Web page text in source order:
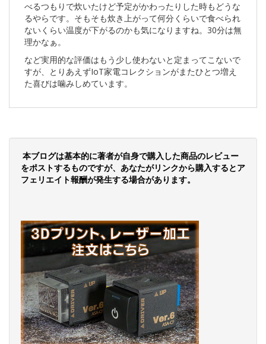
べるつもりで炊いたけど予定がかわったりした時もどうな
るやらです。そもそも炊き上がって何分くらいで食べられ
ないくらい温度が下がるのかも気になりますね。30分は無
理かなぁ。
など実用的な評価はもう少し使わないと定まってこないで
すが、とりあえずIoT家電コレクションがまたひとつ増え
た喜びは噛みしめています。
本ブログは基本的に著者が自身で購入した商品のレビュー
をポストするものですが、あなたがリンクから購入するとア
フェリエイト報酬が発生する場合があります。